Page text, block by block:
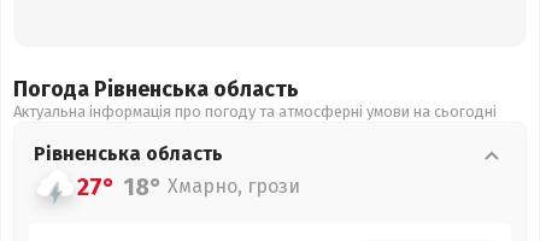
Погода Рівненська область
Актуальна інформація про погоду та атмосферні умови на сьогодні
Рівненська область
27° 18° Хмарно, грози